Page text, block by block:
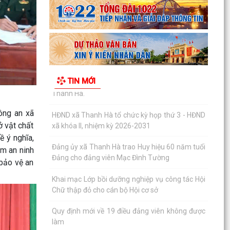
an xã
vật chất
ý nghĩa,
an ninh
vệ an
TIN MỚI
lệ giữa năm 2026) HĐND thành phố khóa XVII,
nhiệm kỳ...
Chương trình tặng hàng viện trợ cho phụ nữ xã
Thanh Hà.
xã khóa II, nhiệm kỳ 2026-2031
Đảng cho đảng viên Mạc Đình Tường
Chữ thập đỏ cho cán bộ Hội cơ sở
làm
không chuyên trách tại thôn, tổ dân phố nghỉ...